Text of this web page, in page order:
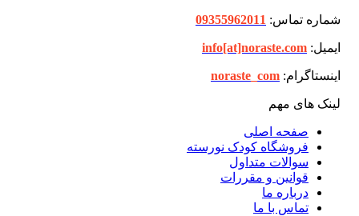
شماره تماس: 09355962011
ایمیل: info[at]noraste.com
اینستاگرام: noraste_com
لینک های مهم
صفحه اصلی
فروشگاه کودک نورسته
سوالات متداول
قوانین و مقررات
درباره ما
تماس با ما